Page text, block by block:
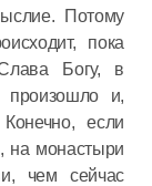
Потому
пока
Богу, в
произошло и,
если
на монастыри
чем сейчас